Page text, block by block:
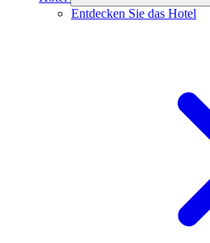
Entdecken Sie das Hotel